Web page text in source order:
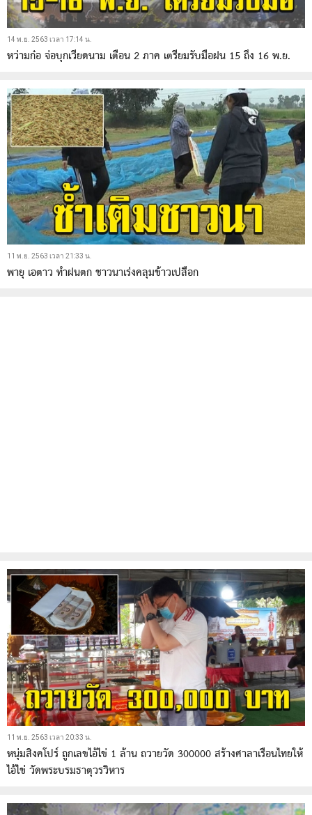
14 พ.ย. 2563 เวลา 17:14 น.
หว่ามก๋อ จ่อบุกเวียดนาม เตือน 2 ภาค เตรียมรับมือฝน 15 ถึง 16 พ.ย.
11 พ.ย. 2563 เวลา 21:33 น.
พายุ เอตาว ทำฝนตก ชาวนาเร่งคลุมข้าวเปลือก
11 พ.ย. 2563 เวลา 20:33 น.
หนุ่มสิงคโปร์ ถูกเลขไอ้ไข่ 1 ล้าน ถวายวัด 300000 สร้างศาลาเรือนไทยให้
ไอ้ไข่ วัดพระบรมธาตุวรวิหาร